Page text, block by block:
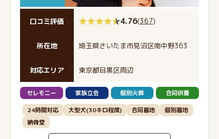
口コミ評価 4.76(367)
所在地 埼玉県さいたま市見沼区南中野363
対応エリア 東京都目黒区周辺
セレモニー 家族立会 個別火葬 合同供養
24時間対応 大型犬(30キロ程度) 合同墓地
個別墓地
納骨堂